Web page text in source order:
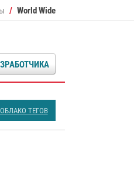
World Wide
ОБЛАКО ТЕГОВ